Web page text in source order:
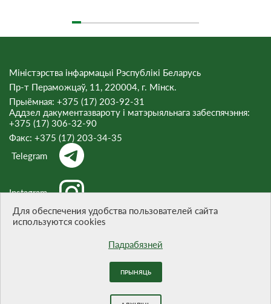
Міністэрства інфармацыі Рэспублікі Беларусь
Пр-т Пераможцаў, 11, 220004, г. Мінск.
Прыёмная: +375 (17) 203-92-31
Аддзел дакументазвароту і матэрыяльнага забеспячэння:
+375 (17) 306-32-90
Факс: +375 (17) 203-34-35
Telegram
Instagram
Пры цытаванні матэрыялаў спасылка на сайт абавязковая.
БЕЛТА
Для обеспечения удобства пользователей сайта
используются cookies
Падрабязней
ПРЫНЯЦЬ